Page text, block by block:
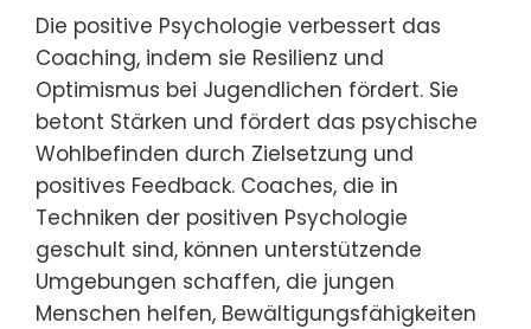
Die positive Psychologie verbessert das
Coaching, indem sie Resilienz und
Optimismus bei Jugendlichen fördert. Sie
betont Stärken und fördert das psychische
Wohlbefinden durch Zielsetzung und
positives Feedback. Coaches, die in
Techniken der positiven Psychologie
geschult sind, können unterstützende
Umgebungen schaffen, die jungen
Menschen helfen, Bewältigungsfähigkeiten